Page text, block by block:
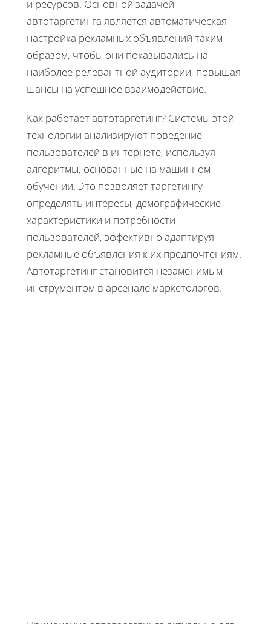
и ресурсов. Основной задачей
автотаргетинга является автоматическая
настройка рекламных объявлений таким
образом, чтобы они показывались на
наиболее релевантной аудитории, повышая
шансы на успешное взаимодействие.
Как работает автотаргетинг? Системы этой
технологии анализируют поведение
пользователей в интернете, используя
алгоритмы, основанные на машинном
обучении. Это позволяет таргетингу
определять интересы, демографические
характеристики и потребности
пользователей, эффективно адаптируя
рекламные объявления к их предпочтениям.
Автотаргетинг становится незаменимым
инструментом в арсенале маркетологов.